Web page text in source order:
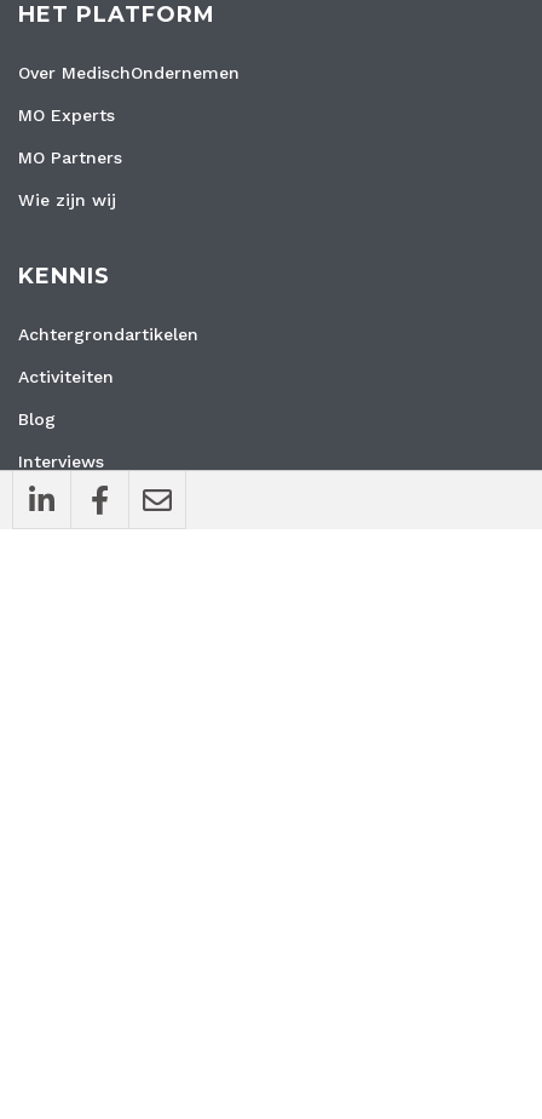
HET PLATFORM
Over MedischOndernemen
MO Experts
MO Partners
Wie zijn wij
KENNIS
Achtergrondartikelen
Activiteiten
Blog
Interviews
Nieuws